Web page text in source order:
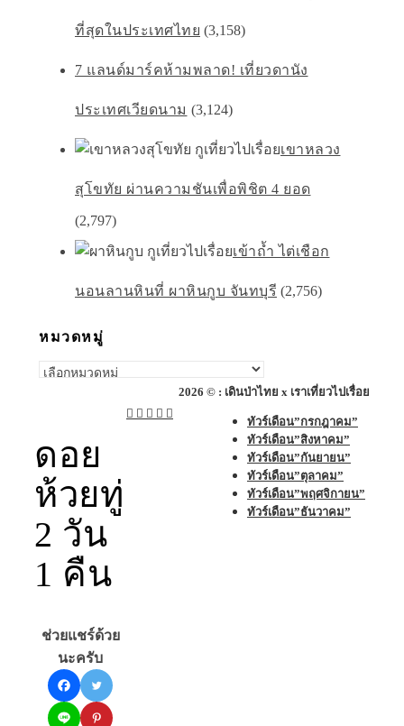
ที่สุดในประเทศไทย (3,158)
7 แลนด์มาร์คห้ามพลาด! เที่ยวดานัง
ประเทศเวียดนาม (3,124)
เขาหลวง
สุโขทัย ผ่านความชันเพื่อพิชิต 4 ยอด
(2,797)
เข้าถ้ำ ไต่เชือก
นอนลานหินที่ ผาหินกูบ จันทบุรี (2,756)
หมวดหมู่
หมวด
ดอย
ห้วยทู่
2 วัน
1 คืน
ช่วยแชร์ด้วย
นะครับ
2026 © : เดินป่าไทย x เราเที่ยวไปเรื่อย
ทัวร์เดือน”กรกฎาคม”
ทัวร์เดือน”สิงหาคม”
ทัวร์เดือน”กันยายน”
ทัวร์เดือน”ตุลาคม”
ทัวร์เดือน”พฤศจิกายน”
ทัวร์เดือน”ธันวาคม”